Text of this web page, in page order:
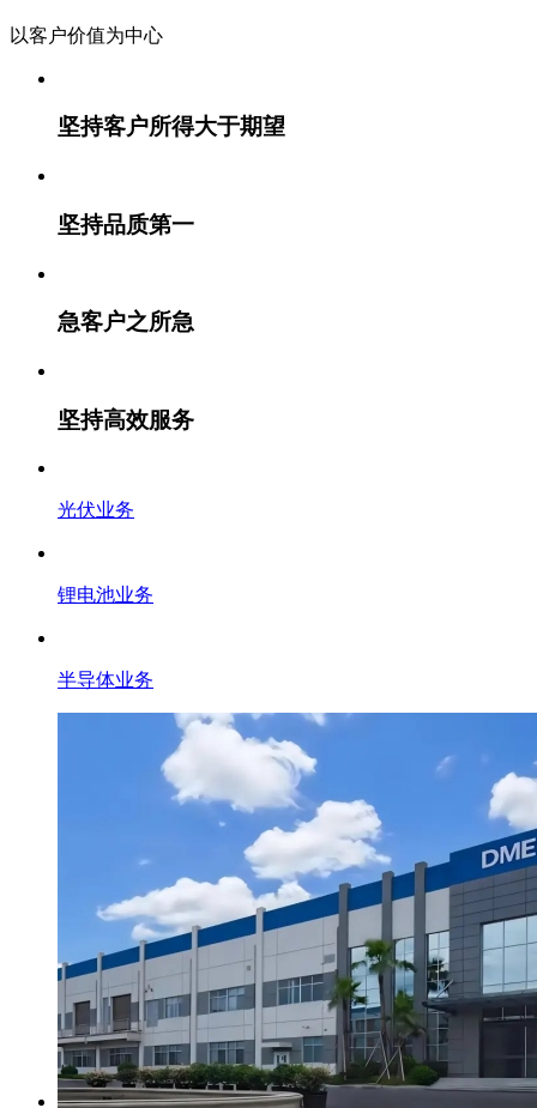
以客户价值为中心
坚持客户所得大于期望
坚持品质第一
急客户之所急
坚持高效服务
光伏业务
锂电池业务
半导体业务